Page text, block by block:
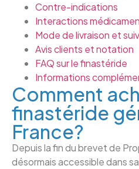
Contre-indications
Interactions
Mode de livraison et
Avis clients et notation
FAQ sur le finastéride
Informations
Comment
finastéride
France?
Depuis la fin du brevet de
désormais accessible dans